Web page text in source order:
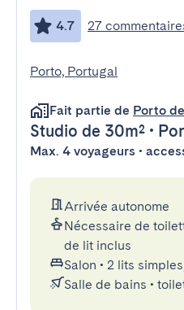
4.7 27
Porto, Portugal
Fait partie de Porto
Studio de 30m² •
Max. 4 voyageurs •
Arrivée autonome
Nécessaire de
de lit inclus
Salon • 2 lits
Salle de bains •